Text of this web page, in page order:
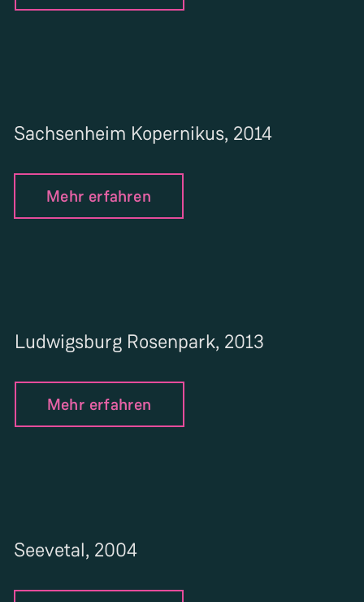
Sachsenheim Kopernikus, 2014
Mehr erfahren
Ludwigsburg Rosenpark, 2013
Mehr erfahren
Seevetal, 2004